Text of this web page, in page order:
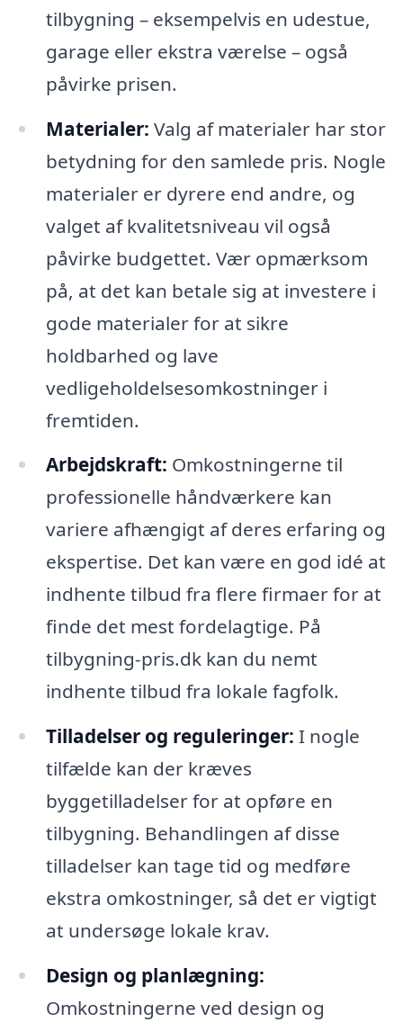
tilbygning – eksempelvis en udestue,
garage eller ekstra værelse – også
påvirke prisen.
Materialer: Valg af materialer har stor
betydning for den samlede pris. Nogle
materialer er dyrere end andre, og
valget af kvalitetsniveau vil også
påvirke budgettet. Vær opmærksom
på, at det kan betale sig at investere i
gode materialer for at sikre
holdbarhed og lave
vedligeholdelsesomkostninger i
fremtiden.
Arbejdskraft: Omkostningerne til
professionelle håndværkere kan
variere afhængigt af deres erfaring og
ekspertise. Det kan være en god idé at
indhente tilbud fra flere firmaer for at
finde det mest fordelagtige. På
tilbygning-pris.dk kan du nemt
indhente tilbud fra lokale fagfolk.
Tilladelser og reguleringer: I nogle
tilfælde kan der kræves
byggetilladelser for at opføre en
tilbygning. Behandlingen af disse
tilladelser kan tage tid og medføre
ekstra omkostninger, så det er vigtigt
at undersøge lokale krav.
Design og planlægning:
Omkostningerne ved design og